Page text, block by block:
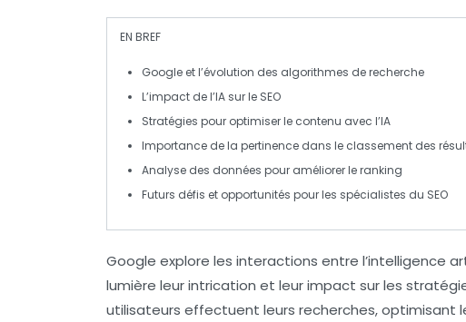
EN BREF
Google et l’évolution des algorithmes de recherche
L’impact de l’IA sur le SEO
Stratégies pour optimiser le contenu avec l’IA
Importance de la pertinence dans le classement des
Analyse des données pour améliorer leranking
Futurs défis et opportunités pour les spécialistes du SEO
Google explore les interactions entre l’intelligence
lumière leur intrication et leur impact sur les
utilisateurs effectuent leurs recherches, optimisant